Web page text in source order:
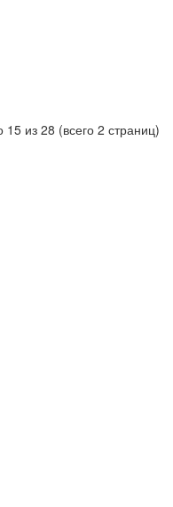
15 из 28 (всего 2 страниц)